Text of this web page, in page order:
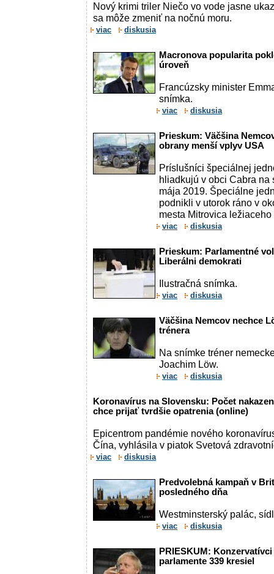
Nový krimi triler Niečo vo vode jasne
sa môže zmeniť na nočnú moru.
viac diskusia
Macronova popularita
úroveň
Francúzsky minister
snímka.
viac diskusia
Prieskum: Väčšina
obrany menší vplyv USA
Príslušníci špeciálnej
hliadkujú v obci Cabra na
mája 2019. Špeciálne
podnikli v utorok ráno v
mesta Mitrovica ležiaceho
viac diskusia
Prieskum: Parlamentné
Liberálni demokrati
Ilustračná snímka.
viac diskusia
Väčšina Nemcov nechce
trénera
Na snímke tréner
Joachim Löw.
viac diskusia
Koronavírus na Slovensku: Počet
chce prijať tvrdšie opatrenia (online)
Epicentrom pandémie nového
Čína, vyhlásila v piatok Svetová
viac diskusia
Predvolebná kampaň v
posledného dňa
Westminsterský palác,
viac diskusia
PRIESKUM:
parlamente 339 kresiel